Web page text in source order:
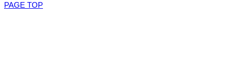
PAGE TOP